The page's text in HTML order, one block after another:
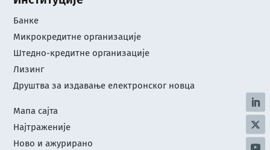
Банке
Микрокредитне организације
Штедно-кредитне организације
Лизинг
Друштва за издавање електронског новца
Мапа сајта
Најтраженије
Ново и ажурирано